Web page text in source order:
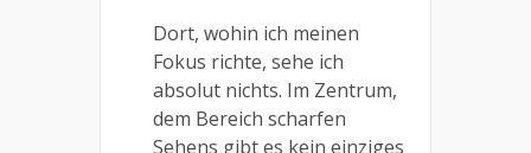
Dort, wohin ich meinen
Fokus richte, sehe ich
absolut nichts. Im Zentrum,
dem Bereich scharfen
Sehens gibt es kein einziges